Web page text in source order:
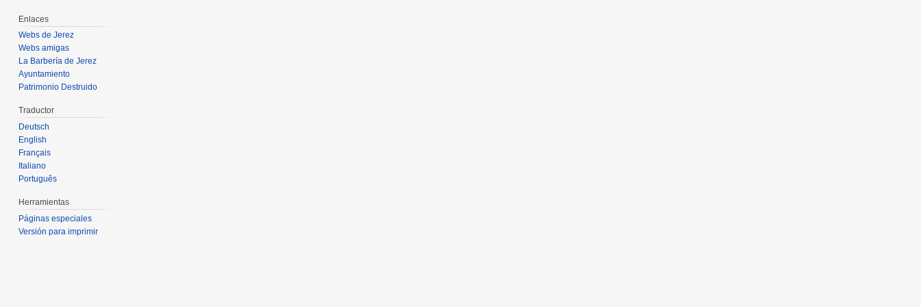
Enlaces
Webs de Jerez
Webs amigas
La Barbería de Jerez
Ayuntamiento
Patrimonio Destruido
Traductor
Deutsch
English
Français
Italiano
Português
Herramientas
Páginas especiales
Versión para imprimir